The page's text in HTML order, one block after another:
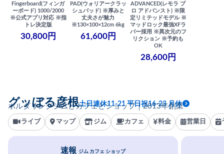
Fingerboard(フィンガ
ーボード) 1000/2000
※公式アプリ対応 ※指
トレ決定版
30,800円
PAD(ウォリアークラッ
シュパッド) ※厚みと
丈夫さが魅力
※130×100×12cm 6kg
61,600円
ADVANCED(レモラ プ
ロ アドバンスト) ※限
定リミテッドモデル ※
マッドロック最強XFラ
バー採用 ※異次元のフ
リクション ※予約も
OK
28,600円
ボルダリングジムとカフェとショップ｜2013年創業
グッぼる彦根土日連休11-21 平日祝16-23 月休
ライブ マップ ジム カフェ 料金 営業日
速報 ジム カフェ ショップ